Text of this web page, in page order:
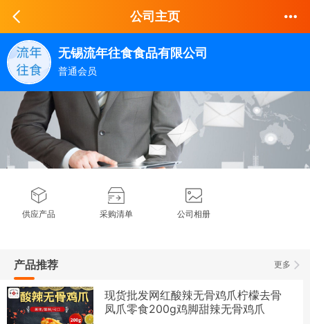
公司主页
无锡流年往食食品有限公司
普通会员
供应产品 采购清单 公司相册
更多
产品推荐
现货批发网红酸辣无骨鸡爪柠檬去骨
凤爪零食200g鸡脚甜辣无骨鸡爪